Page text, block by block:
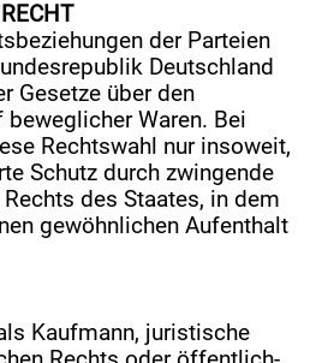
der Parteien
Deutschland
Gesetze über den
Waren. Bei
Rechtswahl nur insoweit,
Schutz durch zwingende
des Staates, in dem
gewöhnlichen Aufenthalt
Kaufmann, juristische